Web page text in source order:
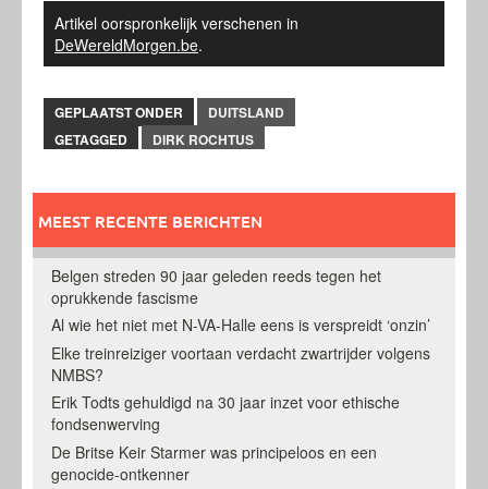
Artikel oorspronkelijk verschenen in
DeWereldMorgen.be.
GEPLAATST ONDER
DUITSLAND
GETAGGED
DIRK ROCHTUS
MEEST RECENTE BERICHTEN
Belgen streden 90 jaar geleden reeds tegen het
oprukkende fascisme
Al wie het niet met N-VA-Halle eens is verspreidt ‘onzin’
Elke treinreiziger voortaan verdacht zwartrijder volgens
NMBS?
Erik Todts gehuldigd na 30 jaar inzet voor ethische
fondsenwerving
De Britse Keir Starmer was principeloos en een
genocide-ontkenner